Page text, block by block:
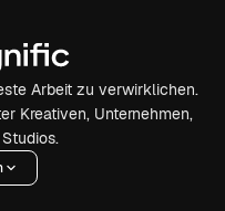
Arbeit zu verwirklichen.
Kreativen, Unternehmen,